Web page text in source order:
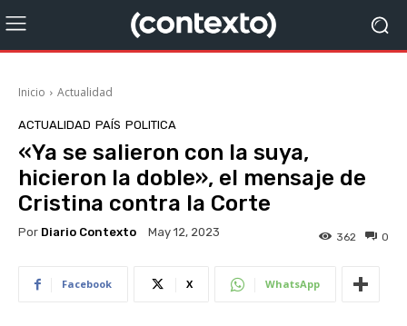
Inicio Actualidad
ACTUALIDAD PAÍS POLITICA
«Ya se salieron con la suya,
hicieron la doble», el mensaje de
Cristina contra la Corte
Por Diario Contexto May 12, 2023 0
362
Facebook X WhatsApp